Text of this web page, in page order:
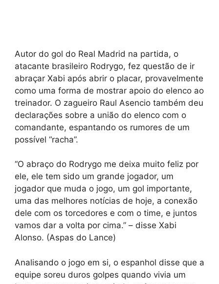
Autor do gol do Real Madrid na partida, o
atacante brasileiro Rodrygo, fez questão de ir
abraçar Xabi após abrir o placar, provavelmente
como uma forma de mostrar apoio do elenco ao
treinador. O zagueiro Raul Asencio também deu
declarações sobre a união do elenco com o
comandante, espantando os rumores de um
possível “racha”.
“O abraço do Rodrygo me deixa muito feliz por
ele, ele tem sido um grande jogador, um
jogador que muda o jogo, um gol importante,
uma das melhores notícias de hoje, a conexão
dele com os torcedores e com o time, e juntos
vamos dar a volta por cima.” – disse Xabi
Alonso. (Aspas do Lance)
Analisando o jogo em si, o espanhol disse que a
equipe soreu duros golpes quando vivia um